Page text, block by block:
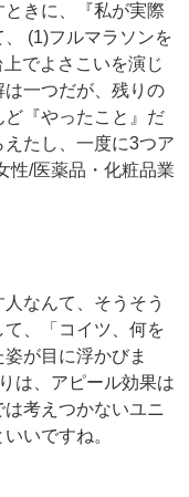
ときに、『私が実際
(1)フルマラソンを
でよさこいを演じ
一つだが、残りの
『やったこと』だ
たし、一度に3つア
/医薬品・化粧品業
なんて、そうそう
、「コイツ、何を
が目に浮かびま
は、アピール効果は
考えつかないユニ
いですね。